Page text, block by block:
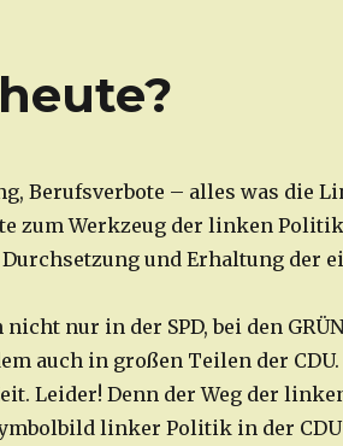
Berufsverbote – alles was die
zum Werkzeug der linken
und Erhaltung der
nur in der SPD, bei den
auch in großen Teilen der CDU.
Leider! Denn der Weg der
linker Politik in der